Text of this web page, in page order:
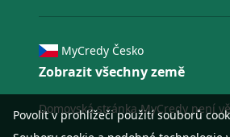
MyCredy Česko
Zobrazit všechny země
Domovská stránka MyCredy není
Povolit v prohlížeči použití souborů